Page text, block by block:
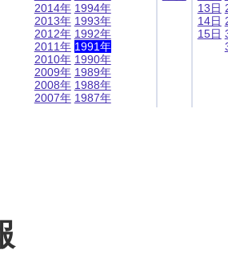
2014年
2013年
2012年
2011年
2010年
2009年
2008年
2007年
1994年
1993年
1992年
1991年
1990年
1989年
1988年
1987年
13日
14日
15日